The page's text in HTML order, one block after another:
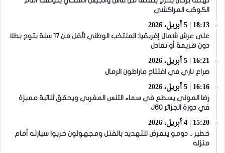
الكوكب المراكشي
18:13 | 5 أبريل، 2026
على عرش شمال إفريقيا: المنتخب الوطني لأقل من 17 سنة يتوج بطلا
دون هزيمة أو تعادل
16:21 | 5 أبريل، 2026
صراع ناري في افتتاح ماراطون الرمال
16:16 | 5 أبريل، 2026
رضا العوني يسطع في سماء التنس المغربي ويحقق ثنائية مميزة
في دورة الجزائر J60
15:20 | 4 أبريل، 2026
خطير .. دومو يتعرض للتهديد بالقتل ومجهولون خربوا سيارته أمام
منزله